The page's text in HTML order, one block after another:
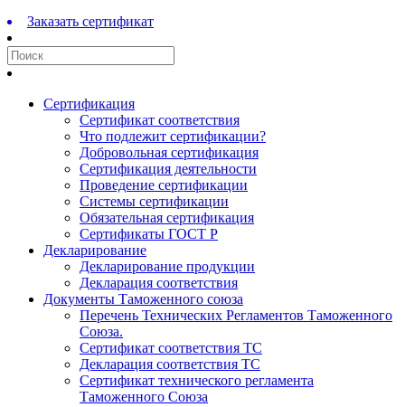
Заказать сертификат
Сертификация
Сертификат соответствия
Что подлежит сертификации?
Добровольная сертификация
Сертификация деятельности
Проведение сертификации
Системы сертификации
Обязательная сертификация
Сертификаты ГОСТ Р
Декларирование
Декларирование продукции
Декларация соответствия
Документы Таможенного союза
Перечень Технических Регламентов Таможенного
Союза.
Сертификат соответствия ТС
Декларация соответствия ТС
Сертификат технического регламента
Таможенного Союза